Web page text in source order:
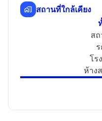
สถานที่ใกล้เคียง
ส
โร
ห้าง